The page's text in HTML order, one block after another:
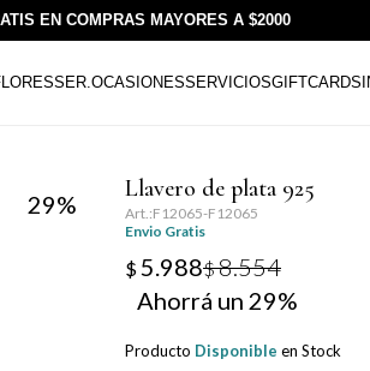
EN COMPRAS MAYORES A $2000
OCASIONESSERVICIOSGIFTCARDS
29
Llavero de plata 925
F12065-F12065
Envio Gratis
$5.988$8.554
29
Producto Disponible en Stock